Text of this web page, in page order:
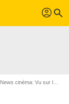
profil search
News cinéma: Vu sur le web